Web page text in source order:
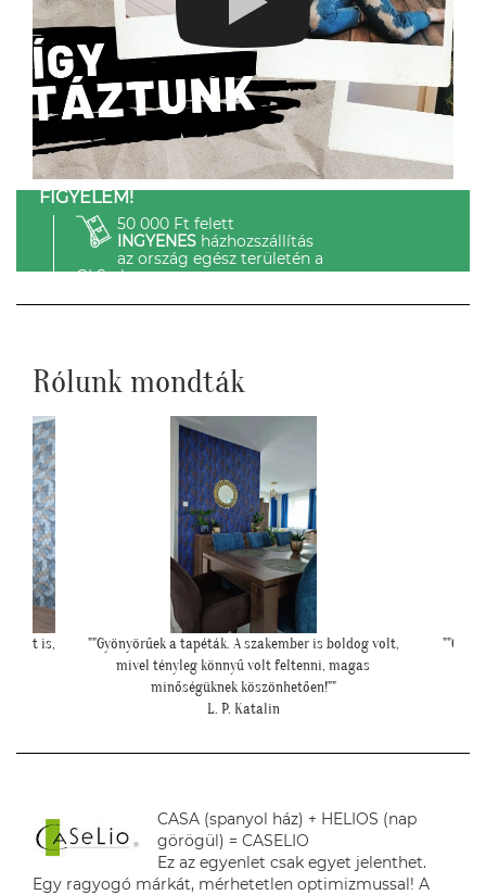
FIGYELEM!
50 000 Ft felett
INGYENESházhozszállítás
az ország egész területén a
GLS-el.
Rólunk mondták
azt is,
""Gyönyörűek a tapéták. A szakember is boldog volt,
mivel tényleg könnyű volt feltenni, magas
minőségüknek köszönhetően!""
L. P. Katalin
CASA (spanyol ház) + HELIOS (nap
görögül) = CASELIO
Ez az egyenlet csak egyet jelenthet.
Egy ragyogó márkát, mérhetetlen optimizmussal! A